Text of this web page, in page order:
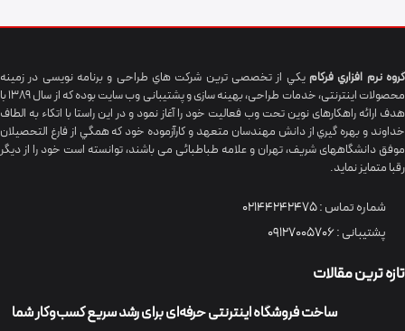
گروه نرم افزاري فرکام يکي از تخصصی ترين شرکت هاي طراحی و برنامه نویسی در زمینه
محصولات اینترنتی، خدمات طراحی، بهینه سازی و پشتیبانی وب سایت بوده که از سال 1389 با
هدف ارائه راهکارهای نوین تحت وب فعالیت خود را آغاز نمود و در این راستا با اتکاء به الطاف
خداوند و بهره گيري از دانش مهندسان متعهد و کارآزموده خود که همگي از فارغ التحصیلان
موفق دانشگاههای شريف، تهران و علامه طباطبائی می باشند، توانسته است خود را از دیگر
رقبا متمایز نماید.
شماره تماس :02144242475
پشتیبانی :09127005706
تازه ترین مقالات
ساخت فروشگاه اینترنتی حرفه‌ای برای رشد سریع کسب‌وکار شما